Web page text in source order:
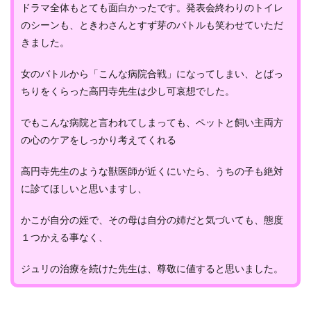
ドラマ全体もとても面白かったです。発表会終わりのトイレ
のシーンも、ときわさんとすず芽のバトルも笑わせていただ
きました。
女のバトルから「こんな病院合戦」になってしまい、とばっ
ちりをくらった高円寺先生は少し可哀想でした。
でもこんな病院と言われてしまっても、ペットと飼い主両方
の心のケアをしっかり考えてくれる
高円寺先生のような獣医師が近くにいたら、うちの子も絶対
に診てほしいと思いますし、
かこが自分の姪で、その母は自分の姉だと気づいても、態度
１つかえる事なく、
ジュリの治療を続けた先生は、尊敬に値すると思いました。